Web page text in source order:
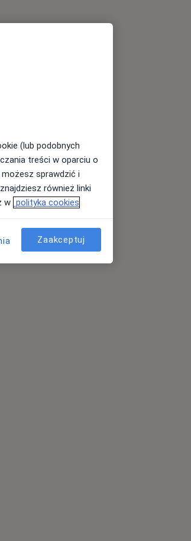
(lub podobnych
treści w oparciu o
sprawdzić i
również linki
w polityka cookies
Zaakceptuj